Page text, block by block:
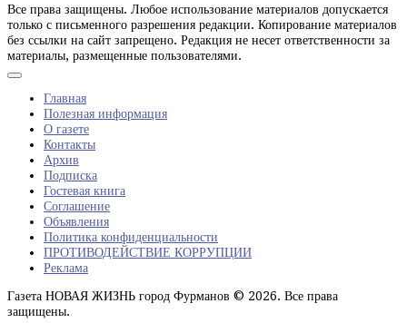
Все права защищены. Любое использование материалов допускается
только с письменного разрешения редакции. Копирование материалов
без ссылки на сайт запрещено. Редакция не несет ответственности за
материалы, размещенные пользователями.
Главная
Полезная информация
О газете
Контакты
Архив
Подписка
Гостевая книга
Соглашение
Объявления
Политика конфиденциальности
ПРОТИВОДЕЙСТВИЕ КОРРУПЦИИ
Реклама
Газета НОВАЯ ЖИЗНЬ город Фурманов © 2026. Все права
защищены.